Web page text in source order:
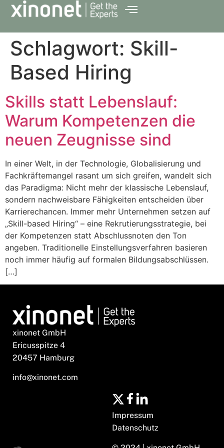
Schlagwort: Skill-
Based Hiring
Skills statt Lebenslauf:
Warum Kompetenzen die
neuen Zeugnisse sind
In einer Welt, in der Technologie, Globalisierung und
Fachkräftemangel rasant um sich greifen, wandelt sich
das Paradigma: Nicht mehr der klassische Lebenslauf,
sondern nachweisbare Fähigkeiten entscheiden über
Karrierechancen. Immer mehr Unternehmen setzen auf
„Skill-based Hiring“ – eine Rekrutierungsstrategie, bei
der Kompetenzen statt Abschlussnoten den Ton
angeben. Traditionelle Einstellungsverfahren basieren
noch immer häufig auf formalen Bildungsabschlüssen.
[…]
xinonet GmbH
Ericusspitze 4
20457 Hamburg
info@xinonet.com
Impressum
Datenschutz